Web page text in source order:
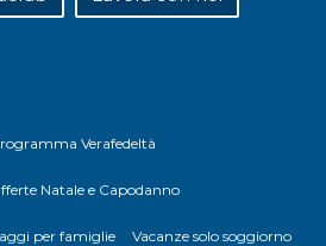
Verafedeltà
Natale e Capodanno
per famiglie Vacanze solo soggiorno